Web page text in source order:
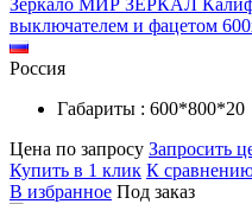
выключателем и фацетом
Россия
Габариты : 600*800*20
Цена по запросу Запросить
Купить в 1 клик К
В избранное Под заказ